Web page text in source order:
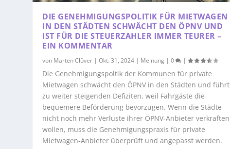
DIE GENEHMIGUNGSPOLITIK FÜR MIETWAGEN
IN DEN STÄDTEN SCHWÄCHT DEN ÖPNV UND
IST FÜR DIE STEUERZAHLER IMMER TEURER –
EIN KOMMENTAR
von Marten Clüver |Okt. 31, 2024 | Meinung |0 |
Die Genehmigungspoltik der Kommunen für private
Mietwagen schwächt den ÖPNV in den Städten und führt
zu weiter steigenden Defiziten, weil Fahrgäste die
bequemere Beförderung bevorzugen. Wenn die Städte
nicht noch mehr Verluste ihrer ÖPNV-Anbieter verkraften
wollen, muss die Genehmigungspraxis für private
Mietwagen-Anbieter überprüft und angepasst werden.